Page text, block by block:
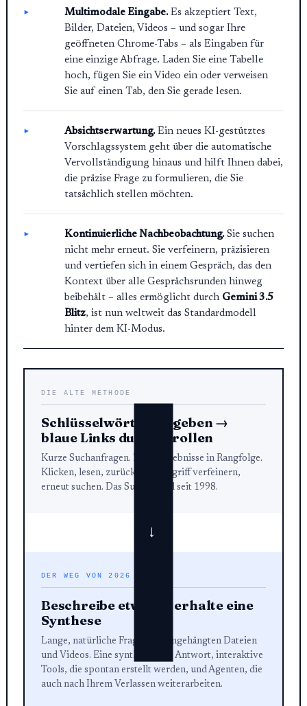
Multimodale Eingabe.Es akzeptiert Text,
Bilder, Dateien, Videos – und sogar Ihre
geöffneten Chrome-Tabs – als Eingaben für
eine einzige Abfrage. Laden Sie eine Tabelle
hoch, fügen Sie ein Video ein oder verweisen
Sie auf einen Tab, den Sie gerade lesen.
Absichtserwartung.Ein neues KI-gestütztes
Vorschlagssystem geht über die automatische
Vervollständigung hinaus und hilft Ihnen dabei,
die präzise Frage zu formulieren, die Sie
tatsächlich stellen möchten.
Kontinuierliche Nachbeobachtung.Sie suchen
nicht mehr erneut. Sie verfeinern, präzisieren
und vertiefen sich in einem Gespräch, das den
Kontext über alle Gesprächsrunden hinweg
beibehält – alles ermöglicht durch Gemini 3.5
Blitz, ist nun weltweit das Standardmodell
hinter dem KI-Modus.
DIE ALTE METHODE
Schlüsselwörter eingeben →
blaue Links durchscrollen
Kurze Suchanfragen. Zehn Ergebnisse in Rangfolge.
Klicken, lesen, zurück, Suchbegriff verfeinern,
erneut suchen. Das Suchmodell seit 1998.
→
DER WEG VON 2026
Beschreibe etwas → erhalte eine
Synthese
Lange, natürliche Fragen mit angehängten Dateien
und Videos. Eine synthetisierte Antwort, interaktive
Tools, die spontan erstellt werden, und Agenten, die
auch nach Ihrem Verlassen weiterarbeiten.